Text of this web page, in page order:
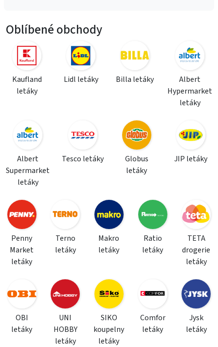
Oblíbené obchody
Kaufland
letáky
Lidl letáky Billa letáky
Albert
Hypermarket
letáky
Albert
Supermarket
letáky
Tesco letáky
Globus
letáky
JIP letáky
Penny
Market
letáky
Terno
letáky
Makro
letáky
Ratio
letáky
TETA
drogerie
letáky
OBI
letáky
UNI
HOBBY
letáky
SIKO
koupelny
letáky
Comfor
letáky
Jysk
letáky